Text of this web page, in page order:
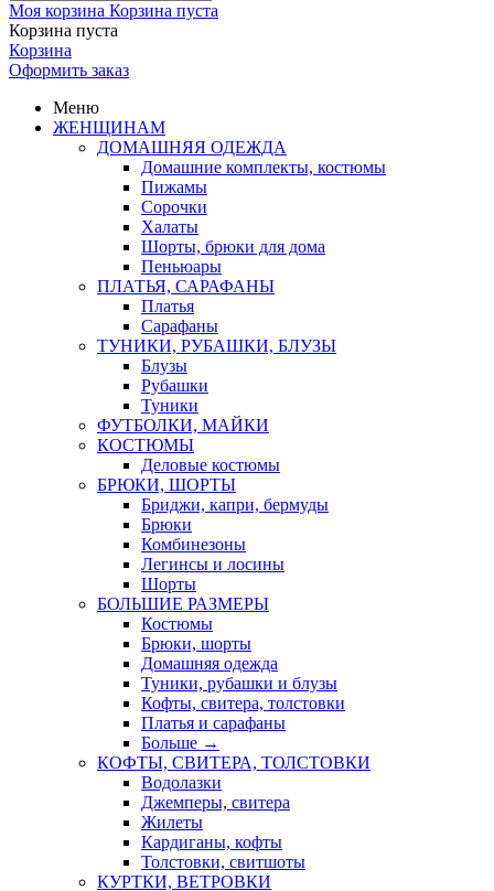
Моя корзина Корзина пуста
Корзина пуста
Корзина
Оформить заказ
Меню
ЖЕНЩИНАМ
ДОМАШНЯЯ ОДЕЖДА
Домашние комплекты, костюмы
Пижамы
Сорочки
Халаты
Шорты, брюки для дома
Пеньюары
ПЛАТЬЯ, САРАФАНЫ
Платья
Сарафаны
ТУНИКИ, РУБАШКИ, БЛУЗЫ
Блузы
Рубашки
Туники
ФУТБОЛКИ, МАЙКИ
КОСТЮМЫ
Деловые костюмы
БРЮКИ, ШОРТЫ
Бриджи, капри, бермуды
Брюки
Комбинезоны
Легинсы и лосины
Шорты
БОЛЬШИЕ РАЗМЕРЫ
Костюмы
Брюки, шорты
Домашняя одежда
Туники, рубашки и блузы
Кофты, свитера, толстовки
Платья и сарафаны
Больше →
КОФТЫ, СВИТЕРА, ТОЛСТОВКИ
Водолазки
Джемперы, свитера
Жилеты
Кардиганы, кофты
Толстовки, свитшоты
КУРТКИ, ВЕТРОВКИ